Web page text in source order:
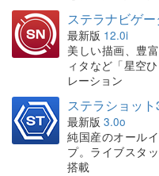
ステラナビゲ
最新版 12.0i
美しい描画、豊
ィタなど「星空
レーション
ステラショット
最新版 3.0o
純国産のオール
プ。ライブスタ
搭載